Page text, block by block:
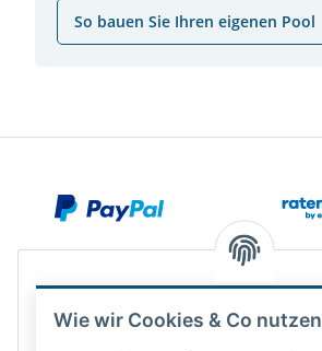
So bauen Sie Ihren eigenen Pool
Wie wir Cookies & Co nutzen